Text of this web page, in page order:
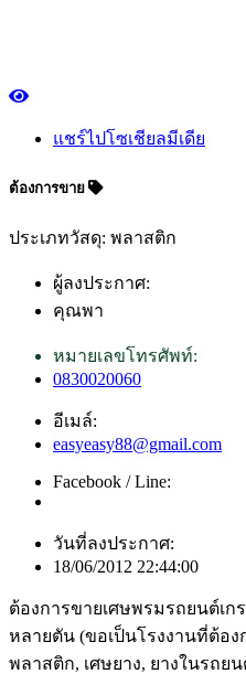
แชร์ไปโซเชียลมีเดีย
ต้องการขาย
ประเภทวัสดุ: พลาสติก
ผู้ลงประกาศ:
คุณพา
หมายเลขโทรศัพท์:
0830020060
อีเมล์:
easyeasy88@gmail.com
Facebook / Line:
วันที่ลงประกาศ:
18/06/2012 22:44:00
ต้องการขายเศษพรมรถยนต์เ
หลายตัน (ขอเป็นโรงงานที่ต้อ
พลาสติก, เศษยาง, ยางในรถย